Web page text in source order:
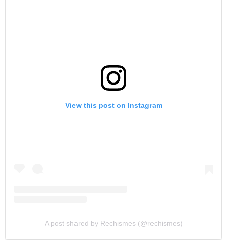
View this post on Instagram
A post shared by Rechismes (@rechismes)